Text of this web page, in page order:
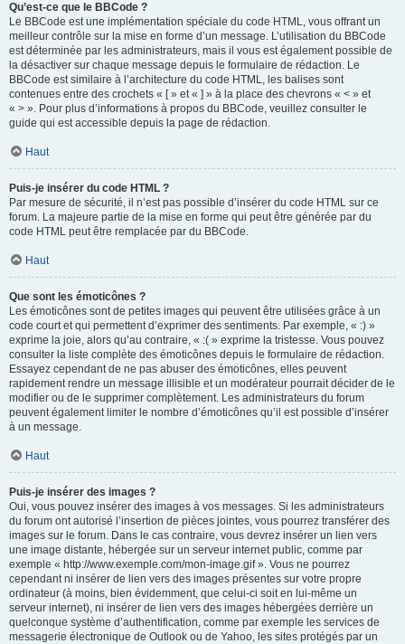
Qu’est-ce que le BBCode ?
Le BBCode est une implémentation spéciale du code HTML, vous offrant un
meilleur contrôle sur la mise en forme d’un message. L’utilisation du BBCode
est déterminée par les administrateurs, mais il vous est également possible de
la désactiver sur chaque message depuis le formulaire de rédaction. Le
BBCode est similaire à l’architecture du code HTML, les balises sont
contenues entre des crochets « [ » et « ] » à la place des chevrons « < » et
« > ». Pour plus d’informations à propos du BBCode, veuillez consulter le
guide qui est accessible depuis la page de rédaction.
Haut
Puis-je insérer du code HTML ?
Par mesure de sécurité, il n’est pas possible d’insérer du code HTML sur ce
forum. La majeure partie de la mise en forme qui peut être générée par du
code HTML peut être remplacée par du BBCode.
Haut
Que sont les émoticônes ?
Les émoticônes sont de petites images qui peuvent être utilisées grâce à un
code court et qui permettent d’exprimer des sentiments. Par exemple, « :) »
exprime la joie, alors qu’au contraire, « :( » exprime la tristesse. Vous pouvez
consulter la liste complète des émoticônes depuis le formulaire de rédaction.
Essayez cependant de ne pas abuser des émoticônes, elles peuvent
rapidement rendre un message illisible et un modérateur pourrait décider de le
modifier ou de le supprimer complètement. Les administrateurs du forum
peuvent également limiter le nombre d’émoticônes qu’il est possible d’insérer
à un message.
Haut
Puis-je insérer des images ?
Oui, vous pouvez insérer des images à vos messages. Si les administrateurs
du forum ont autorisé l’insertion de pièces jointes, vous pourrez transférer des
images sur le forum. Dans le cas contraire, vous devrez insérer un lien vers
une image distante, hébergée sur un serveur internet public, comme par
exemple « http://www.exemple.com/mon-image.gif ». Vous ne pourrez
cependant ni insérer de lien vers des images présentes sur votre propre
ordinateur (à moins, bien évidemment, que celui-ci soit en lui-même un
serveur internet), ni insérer de lien vers des images hébergées derrière un
quelconque système d’authentification, comme par exemple les services de
messagerie électronique de Outlook ou de Yahoo, les sites protégés par un